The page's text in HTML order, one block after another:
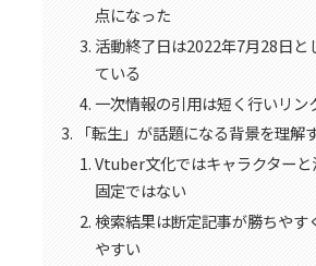
点になった
活動終了日は2022年7月28日と
ている
一次情報の引用は短く行いリン
「転生」が話題になる背景を理解
Vtuber文化ではキャラクター
固定ではない
検索結果は断定記事が勝ちやす
やすい